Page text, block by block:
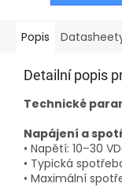
Popis
Detailní popis
Technické
Napájení a
• Napětí: 10–30
• Typická
• Maximální